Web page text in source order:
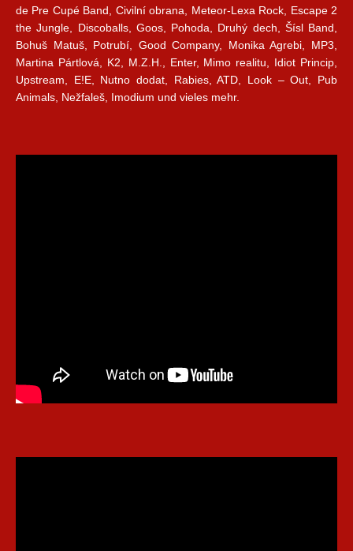
de Pre Cupé Band, Civilní obrana, Meteor-Lexa Rock, Escape 2
the Jungle, Discoballs, Goos, Pohoda, Druhý dech, Šísl Band,
Bohuš Matuš, Potrubí, Good Company, Monika Agrebi, MP3,
Martina Pártlová, K2, M.Z.H., Enter, Mimo realitu, Idiot Princip,
Upstream, E!E, Nutno dodat, Rabies, ATD, Look – Out, Pub
Animals, Nežfaleš, Imodium und vieles mehr.